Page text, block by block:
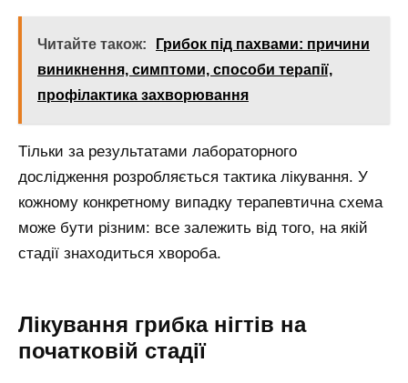
Читайте також:
Грибок під пахвами: причини
виникнення, симптоми, способи терапії,
профілактика захворювання
Тільки за результатами лабораторного
дослідження розробляється тактика лікування. У
кожному конкретному випадку терапевтична схема
може бути різним: все залежить від того, на якій
стадії знаходиться хвороба.
Лікування грибка нігтів на
початковій стадії